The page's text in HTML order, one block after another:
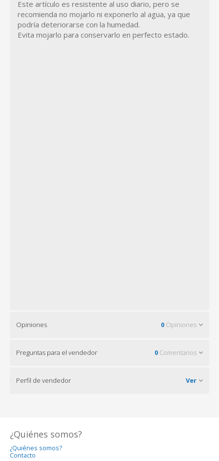
Este artículo es resistente al uso diario, pero se
recomienda no mojarlo ni exponerlo al agua, ya que
podría deteriorarse con la humedad.
Evita mojarlo para conservarlo en perfecto estado.
Opiniones 0 Opiniones
Preguntas para el vendedor 0 Comentarios
Perfil de vendedor Ver
¿Quiénes somos?
¿Quiénes somos?
Contacto